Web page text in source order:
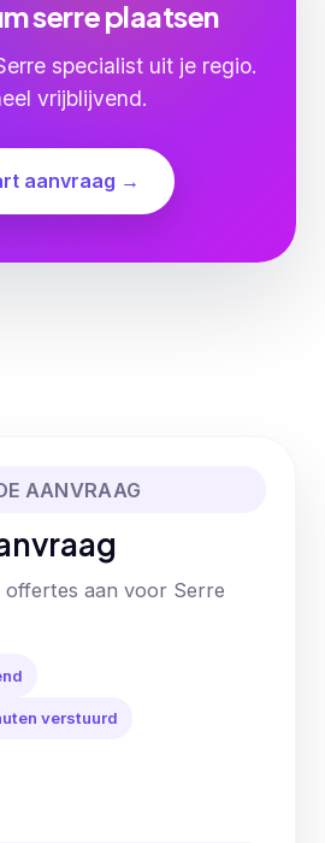
serre plaatsen
specialist uit je regio.
vrijblijvend.
aanvraag →
AANVRAAG
offertes aan voor Serre
verstuurd